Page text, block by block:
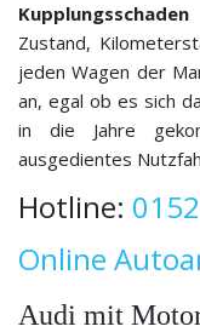
Kupplungsschaden
Zustand,
jeden Wagen der
an, egal ob es sich
in die Jahre
ausgedientes
Hotline:
Online
Audi mit